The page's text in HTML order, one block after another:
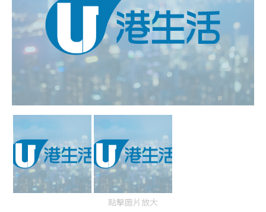
點擊圖片放大